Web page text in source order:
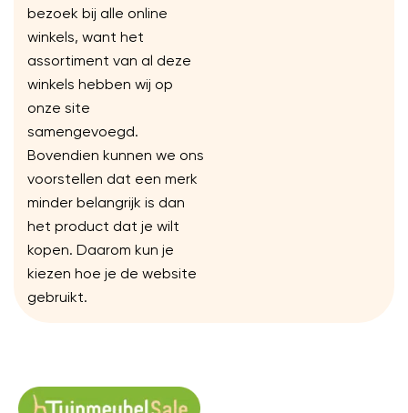
bezoek bij alle online
winkels, want het
assortiment van al deze
winkels hebben wij op
onze site
samengevoegd.
Bovendien kunnen we ons
voorstellen dat een merk
minder belangrijk is dan
het product dat je wilt
kopen. Daarom kun je
kiezen hoe je de website
gebruikt.